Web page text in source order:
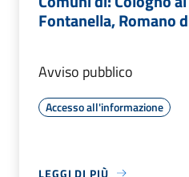
Fontanella, Romano
Avviso pubblico
Accesso all'informazione
LEGGI DI PIÙ